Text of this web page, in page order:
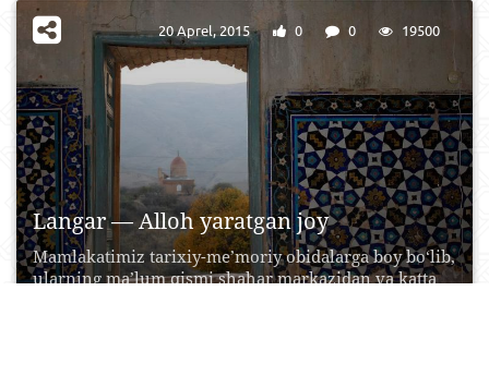
Langar — Alloh yaratgan joy
Mamlakatimiz tarixiy-me’moriy obidalarga boy bo‘lib,
ularning ma’lum qismi shahar markazidan va katta
20 Aprel, 2015 0 0 19500